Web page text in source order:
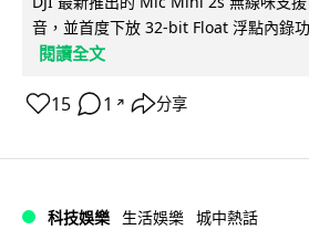
音，並首度下放 32-bit Float 浮點內錄
閱讀全文
15 1 ↗ 分享
科技娛樂 生活娛樂 城中熱話